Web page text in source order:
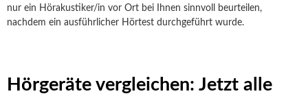
nur ein Hörakustiker/in vor Ort bei Ihnen sinnvoll beurteilen,
nachdem ein ausführlicher Hörtest durchgeführt wurde.
Hörgeräte vergleichen: Jetzt alle